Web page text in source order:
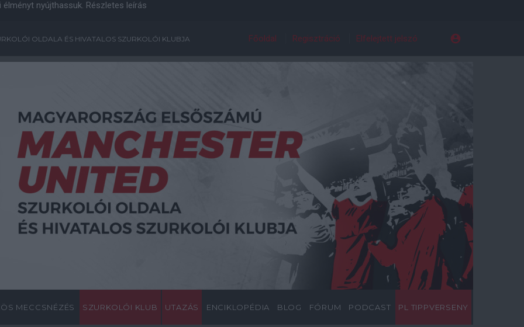
nyújthassuk. Részletes leírás
OLDALA ÉS HIVATALOS SZURKOLÓI KLUBJA Főoldal Regisztráció Elfelejtett jelszó
MECCSNÉZÉS SZURKOLÓI KLUB UTAZÁS ENCIKLOPÉDIA BLOG FÓRUM PODCAST PL TIPPVERSENY